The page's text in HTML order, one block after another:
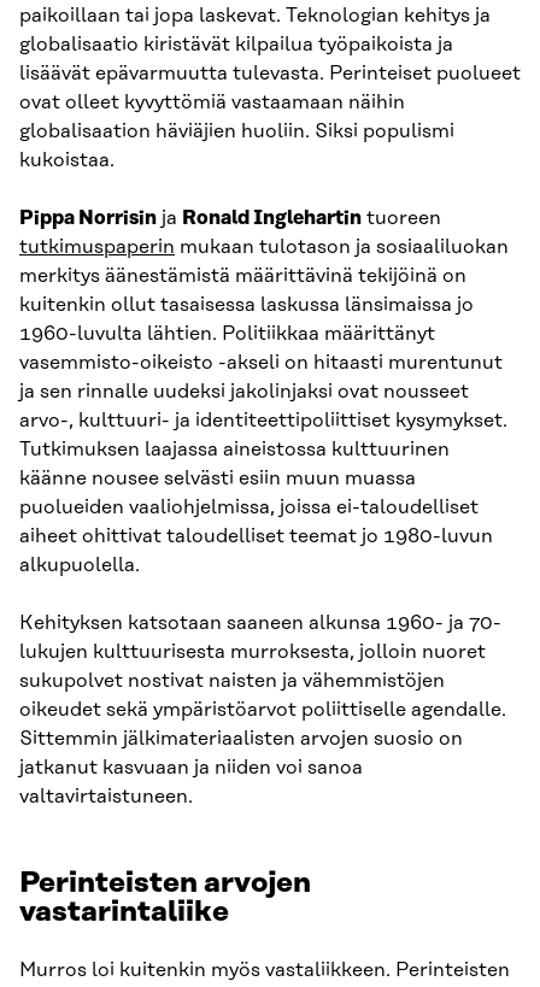
paikoillaan tai jopa laskevat. Teknologian kehitys ja
globalisaatio kiristävät kilpailua työpaikoista ja
lisäävät epävarmuutta tulevasta. Perinteiset puolueet
ovat olleet kyvyttömiä vastaamaan näihin
globalisaation häviäjien huoliin. Siksi populismi
kukoistaa.
Pippa Norrisin ja Ronald Inglehartin tuoreen
tutkimuspaperin mukaan tulotason ja sosiaaliluokan
merkitys äänestämistä määrittävinä tekijöinä on
kuitenkin ollut tasaisessa laskussa länsimaissa jo
1960-luvulta lähtien. Politiikkaa määrittänyt
vasemmisto-oikeisto -akseli on hitaasti murentunut
ja sen rinnalle uudeksi jakolinjaksi ovat nousseet
arvo-, kulttuuri- ja identiteettipoliittiset kysymykset.
Tutkimuksen laajassa aineistossa kulttuurinen
käänne nousee selvästi esiin muun muassa
puolueiden vaaliohjelmissa, joissa ei-taloudelliset
aiheet ohittivat taloudelliset teemat jo 1980-luvun
alkupuolella.
Kehityksen katsotaan saaneen alkunsa 1960- ja 70-
lukujen kulttuurisesta murroksesta, jolloin nuoret
sukupolvet nostivat naisten ja vähemmistöjen
oikeudet sekä ympäristöarvot poliittiselle agendalle.
Sittemmin jälkimateriaalisten arvojen suosio on
jatkanut kasvuaan ja niiden voi sanoa
valtavirtaistuneen.
Perinteisten arvojen
vastarintaliike
Murros loi kuitenkin myös vastaliikkeen. Perinteisten